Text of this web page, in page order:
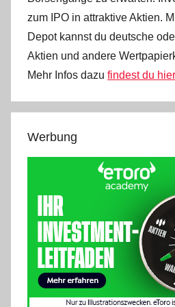
zum IPO in attraktive Aktien.
Depot kannst du deutsche
Aktien und andere
Mehr Infos dazu findest du
Werbung